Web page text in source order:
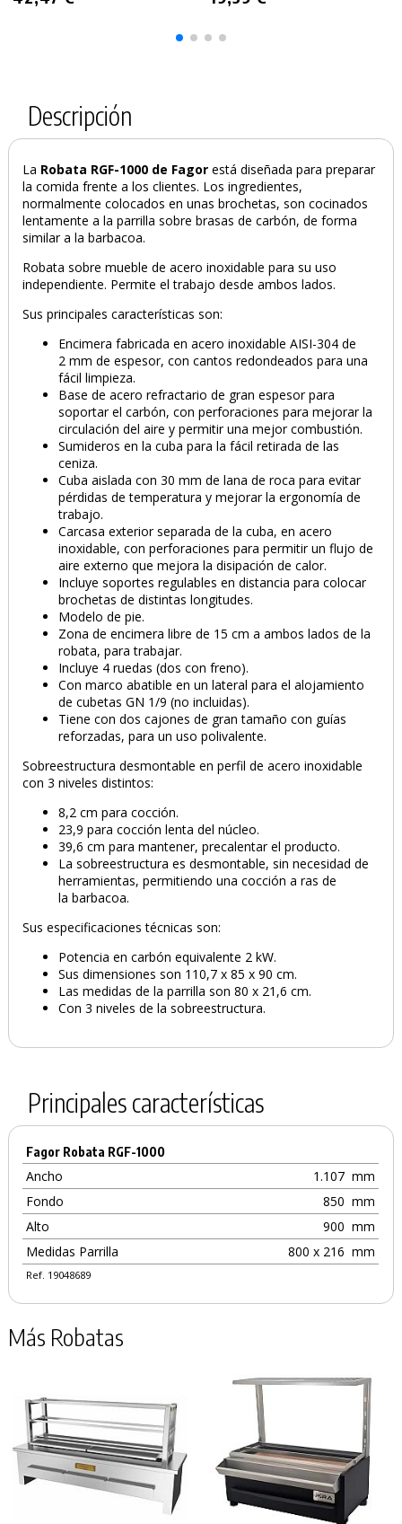
PRODUCTO AÑADIDO AL CARRITO
Descripción
La Robata RGF-1000 de Fagorestá diseñada para preparar
la comida frente a los clientes. Los ingredientes,
normalmente colocados en unas brochetas, son cocinados
lentamente a la parrilla sobre brasas de carbón, de forma
similar a la barbacoa.
Robata sobre mueble de acero inoxidable para su uso
independiente. Permite el trabajo desde ambos lados.
Sus principales características son:
Encimera fabricada en acero inoxidable AISI-304 de
2 mm de espesor, con cantos redondeados para una
fácil limpieza.
Base de acero refractario de gran espesor para
soportar el carbón, con perforaciones para mejorar la
circulación del aire y permitir una mejor combustión.
Sumideros en la cuba para la fácil retirada de las
ceniza.
Cuba aislada con 30 mm de lana de roca para evitar
pérdidas de temperatura y mejorar la ergonomía de
trabajo.
Carcasa exterior separada de la cuba, en acero
inoxidable, con perforaciones para permitir un flujo de
aire externo que mejora la disipación de calor.
Incluye soportes regulables en distancia para colocar
brochetas de distintas longitudes.
Modelo de pie.
Zona de encimera libre de 15 cm a ambos lados de la
robata, para trabajar.
Incluye 4 ruedas (dos con freno).
Con marco abatible en un lateral para el alojamiento
de cubetas GN 1/9 (no incluidas).
Tiene con dos cajones de gran tamaño con guías
reforzadas, para un uso polivalente.
Sobreestructura desmontable en perfil de acero inoxidable
con 3 niveles distintos:
8,2 cm para cocción.
23,9 para cocción lenta del núcleo.
39,6 cm para mantener, precalentar el producto.
La sobreestructura es desmontable, sin necesidad de
herramientas, permitiendo una cocción a ras de
la barbacoa.
Sus especificaciones técnicas son:
Potencia en carbón equivalente 2 kW.
Sus dimensiones son 110,7 x 85 x 90 cm.
Las medidas de la parrilla son 80 x 21,6 cm.
Con 3 niveles de la sobreestructura.
Principales características
Fagor Robata RGF-1000
Ancho 1.107 mm
Fondo
850 mm
Alto
900 mm
Medidas Parrilla
800 x 216 mm
Ref. 19048689
Más Robatas